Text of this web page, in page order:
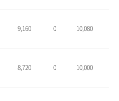
9,160 0 10,080
8,720 0 10,000